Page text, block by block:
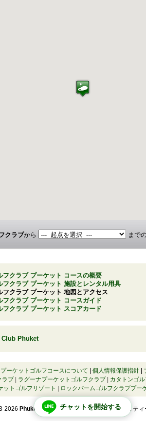
クラブから まで
フクラブ プーケット コースの概要
フクラブ プーケット 施設とレンタル用具
フクラブ プーケット 地図とアクセス
フクラブ プーケット コースガイド
フクラブ プーケット スコアカード
Phuket
チャットを開始する
プーケットゴルフコースについて 個人情報保護指針
ラブ
ラグーナプーケットゴルフクラブ
カタトンゴ
ットゴルフリゾート
ロックパームゴルフクラブプー
2026 Phuket Travel Co., Ltd. All rights reserved. テ